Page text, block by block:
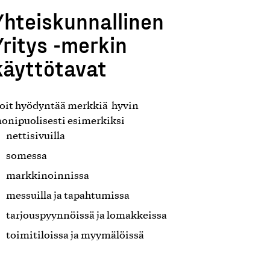
-merkin
hyödyntää merkkiä hyvin
esimerkiksi
nettisivuilla
somessa
markkinoinnissa
messuilla ja tapahtumissa
tarjouspyynnöissä ja lomakkeissa
toimitiloissa ja myymälöissä